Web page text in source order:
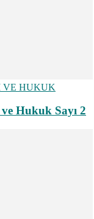
VE HUKUK
Hukuk Sayı 2